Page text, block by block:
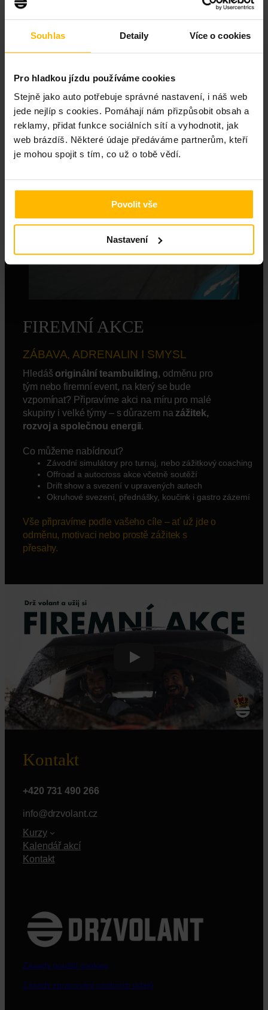
Souhlas Detaily Více o cookies
Pro hladkou jízdu používáme cookies
Stejně jako auto potřebuje správné nastavení, i náš web
jede nejlíp s cookies. Pomáhají nám přizpůsobit obsah a
reklamy, přidat funkce sociálních sítí a vyhodnotit, jak
web brázdíš. Některé údaje předáváme partnerům, kteří
je mohou spojit s tím, co už o tobě vědí.
Povolit vše
Nastavení
Nenajdeš svou představu v naší standardní
nabídce?Napiš nám.
udělat tajný závod pro partu, svatbu v boxu,
rozlučku na drifťáku,nebo třeba zorganizovat
firemní Dakar.
Stačí nápad nebo přání – zbytek zařídíme my.
Cenová nabídka a návrh akce vždy individuální
FIREMNÍ AKCE
ZÁBAVA, ADRENALIN I SMYSL
Hledáš originální teambuilding, odměnu pro
tým nebo firemní event, na který se bude
vzpomínat? Připravíme akci na míru pro malé
skupiny i velké týmy – s důrazem na zážitek,
rozvoj a společnou energii.
Co můžeme nabídnout?
Závodní simulátory pro turnaj, nebo zážitkový coaching
Offroad a autocross akce včetně soutěží
Drift show a svezení v upravených autech
Okruhové svezení, přednášky, koučink i gastro zázemí
Vše připravíme podle vašeho cíle – ať už jde o
odměnu, motivaci nebo prostě zážitek s
přesahy.
Play
Kontakt
+420 731 490 266
info@drzvolant.cz
Kurzy
Kalendář akcí
Kontakt
Zásady použití cookies
Zásady zpracování osobních údajů